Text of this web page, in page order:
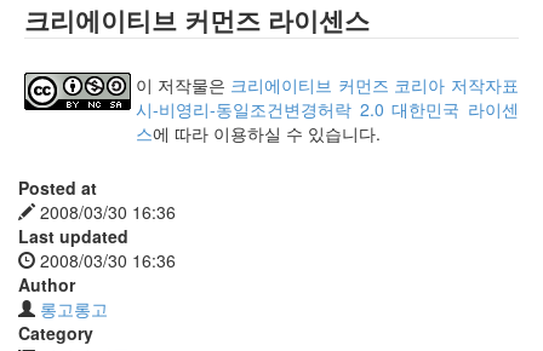
크리에이티브 커먼즈 라이센스
이 저작물은 크리에이티브 커먼즈 코리아 저작자표
시-비영리-동일조건변경허락 2.0 대한민국 라이센
스에 따라 이용하실 수 있습니다.
Posted at
2008/03/30 16:36
Last updated
2008/03/30 16:36
Author
롱고롱고
Category